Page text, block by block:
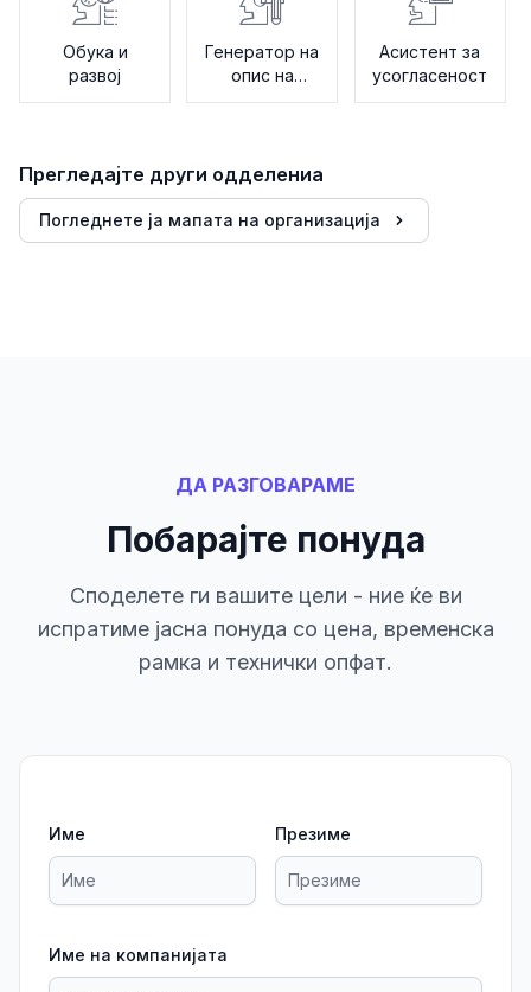
Обука и
развој
Генератор на
опис на
работни
Асистент за
усогласеност
Прегледајте други одделениа
Погледнете ја мапата на организација
ДА РАЗГОВАРАМЕ
Побарајте понуда
Споделете ги вашите цели - ние ќе ви
испратиме јасна понуда со цена, временска
рамка и технички опфат.
Име Презиме
Име на компанијата